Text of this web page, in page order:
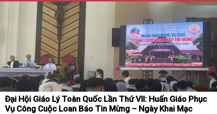
Đại Hội Giáo Lý Toàn Quốc Lần Thứ VII: Huấn Giáo Phục
Vụ Công Cuộc Loan Báo Tin Mừng – Ngày Khai Mạc